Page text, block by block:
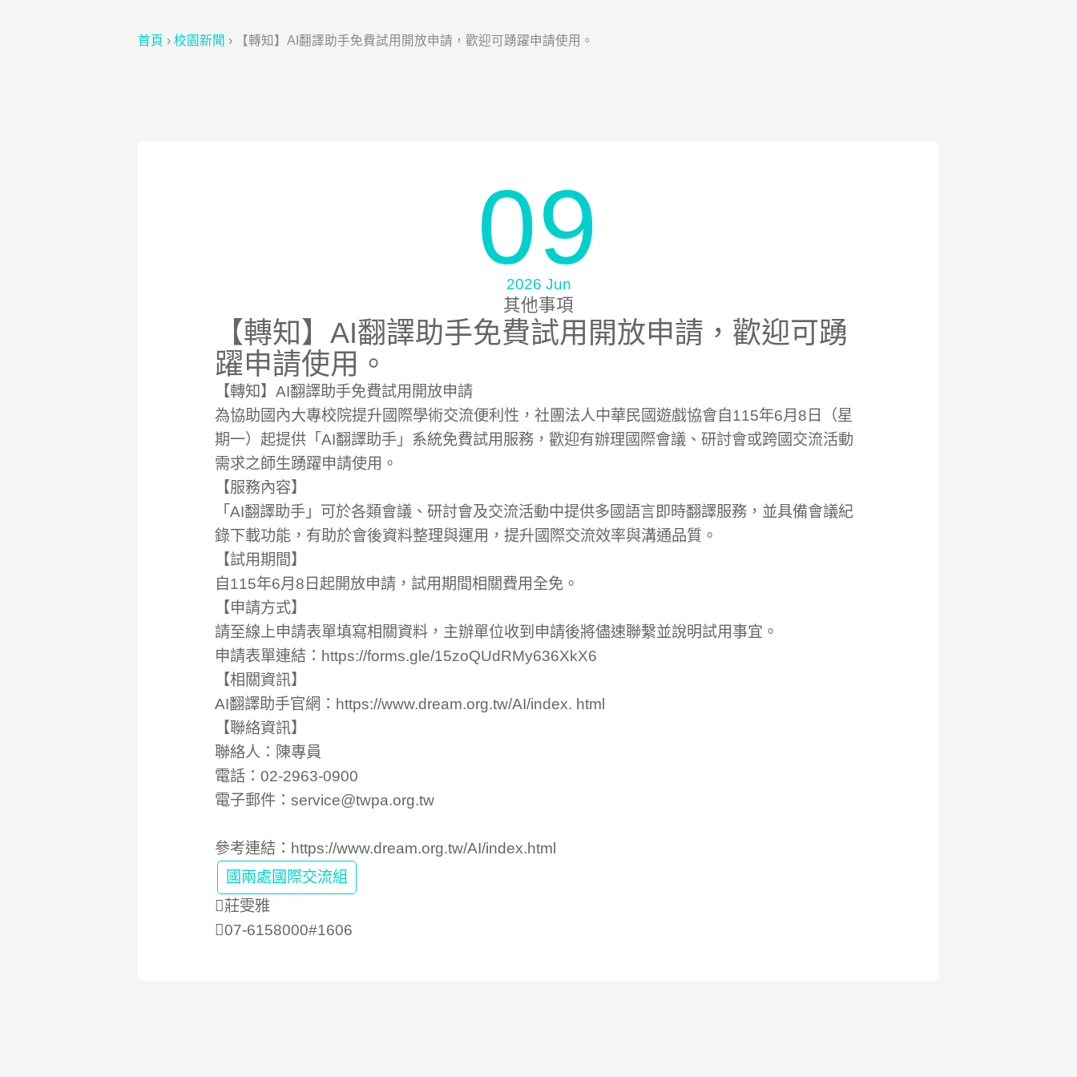
首頁 › 校園新聞 › 【轉知】AI翻譯助手免費試用開放申請，歡迎可踴躍申請使用。
09
2026 Jun
其他事項
【轉知】AI翻譯助手免費試用開放申請，歡迎可踴
躍申請使用。
【轉知】AI翻譯助手免費試用開放申請
為協助國內大專校院提升國際學術交流便利性，社團法人中華民國遊戲協會自115年6月8日（星
期一）起提供「AI翻譯助手」系統免費試用服務，歡迎有辦理國際會議、研討會或跨國交流活動
需求之師生踴躍申請使用。
【服務內容】
「AI翻譯助手」可於各類會議、研討會及交流活動中提供多國語言即時翻譯服務，並具備會議紀
錄下載功能，有助於會後資料整理與運用，提升國際交流效率與溝通品質。
【試用期間】
自115年6月8日起開放申請，試用期間相關費用全免。
【申請方式】
請至線上申請表單填寫相關資料，主辦單位收到申請後將儘速聯繫並說明試用事宜。
申請表單連結：https://forms.gle/15zoQUdRMy636XkX6
【相關資訊】
AI翻譯助手官網：https://www.dream.org.tw/AI/index. html
【聯絡資訊】
聯絡人：陳專員
電話：02-2963-0900
電子郵件：service@twpa.org.tw
參考連結： https://www.dream.org.tw/AI/index.html
國兩處國際交流組
莊雯雅
07-6158000#1606